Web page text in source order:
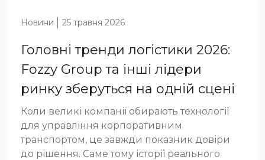
Новини 25 травня 2026
Головні тренди логістики 2026:
Fozzy Group та інші лідери
ринку зберуться на одній сцені
Коли великі компанії обирають технології
для управління корпоративним
транспортом, це завжди показник довіри
до рішення. Саме тому історії реального